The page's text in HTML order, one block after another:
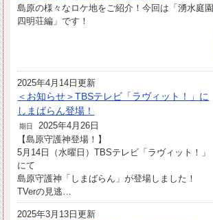
島原の様々なロケ地をご紹介！今回は「湧水庭園
四明荘編」です！
2025年4月14日更新
＜お知らせ＞TBSテレビ「ラヴィット！」に
しまばらん登場！
期日
2025年4月26日
【島原守護神登場！】
5月14日（水曜日）TBSテレビ「ラヴィット！」
にて
島原守護神「しまばらん」が登場しました！
TVerの見逃…
2025年3月13日更新